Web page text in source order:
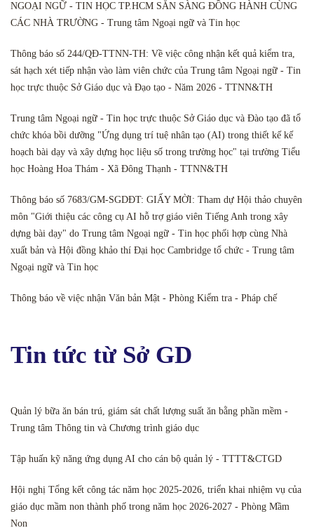
NGOẠI NGỮ - TIN HỌC TP.HCM SẴN SÀNG ĐỒNG HÀNH CÙNG
CÁC NHÀ TRƯỜNG - Trung tâm Ngoại ngữ và Tin học
Thông báo số 244/QĐ-TTNN-TH: Về việc công nhận kết quả kiểm tra,
sát hạch xét tiếp nhận vào làm viên chức của Trung tâm Ngoại ngữ - Tin
học trực thuộc Sở Giáo dục và Đạo tạo - Năm 2026 - TTNN&TH
Trung tâm Ngoại ngữ - Tin học trực thuộc Sở Giáo dục và Đào tạo đã tổ
chức khóa bồi dưỡng "Ứng dụng trí tuệ nhân tạo (AI) trong thiết kế kế
hoạch bài dạy và xây dựng học liệu số trong trường học" tại trường Tiểu
học Hoàng Hoa Thám - Xã Đông Thạnh - TTNN&TH
Thông báo số 7683/GM-SGDĐT: GIẤY MỜI: Tham dự Hội thảo chuyên
môn "Giới thiệu các công cụ AI hỗ trợ giáo viên Tiếng Anh trong xây
dựng bài dạy" do Trung tâm Ngoại ngữ - Tin học phối hợp cùng Nhà
xuất bản và Hội đồng khảo thí Đại học Cambridge tổ chức - Trung tâm
Ngoại ngữ và Tin học
Thông báo về việc nhận Văn bản Mật - Phòng Kiểm tra - Pháp chế
Tin tức từ Sở GD
Quản lý bữa ăn bán trú, giám sát chất lượng suất ăn bằng phần mềm -
Trung tâm Thông tin và Chương trình giáo dục
Tập huấn kỹ năng ứng dụng AI cho cán bộ quản lý - TTTT&CTGD
Hội nghị Tổng kết công tác năm học 2025-2026, triển khai nhiệm vụ của
giáo dục mầm non thành phố trong năm học 2026-2027 - Phòng Mầm
Non